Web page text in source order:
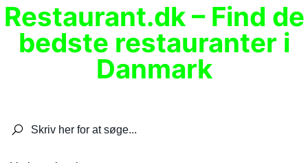
Restaurant.dk – Find de
bedste restauranter i
Danmark